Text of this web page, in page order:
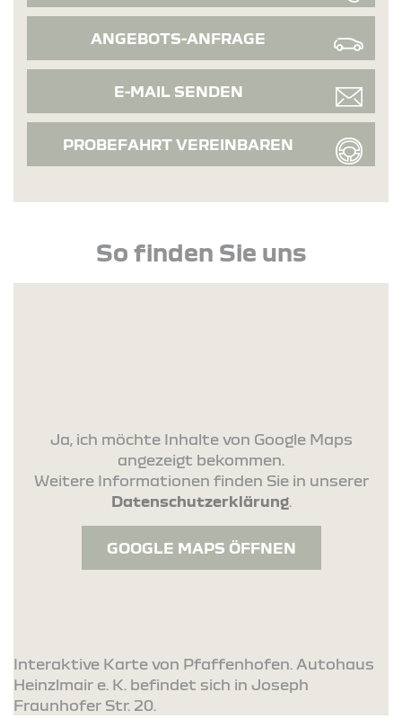
ANGEBOTS-ANFRAGE
E-MAIL SENDEN
PROBEFAHRT VEREINBAREN
So finden Sie uns
Ja, ich möchte Inhalte von Google Maps
angezeigt bekommen.
Weitere Informationen finden Sie in unserer
Datenschutzerklärung.
GOOGLE MAPS ÖFFNEN
Interaktive Karte von Pfaffenhofen. Autohaus
Heinzlmair e. K. befindet sich in Joseph
Fraunhofer Str. 20.